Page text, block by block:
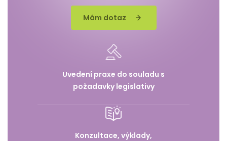
Mám dotaz
Uvedení praxe do souladu s
požadavky legislativy
Konzultace, výklady,